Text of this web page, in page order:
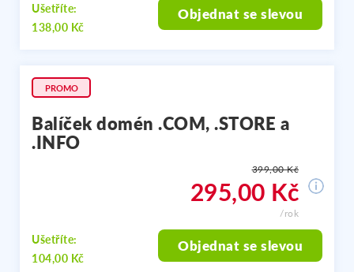
Ušetříte:
138,00 Kč
Objednat se slevou
PROMO
Balíček domén .COM, .STORE a
.INFO
399,00 Kč
295,00 Kč
/rok
Ušetříte:
104,00 Kč
Objednat se slevou